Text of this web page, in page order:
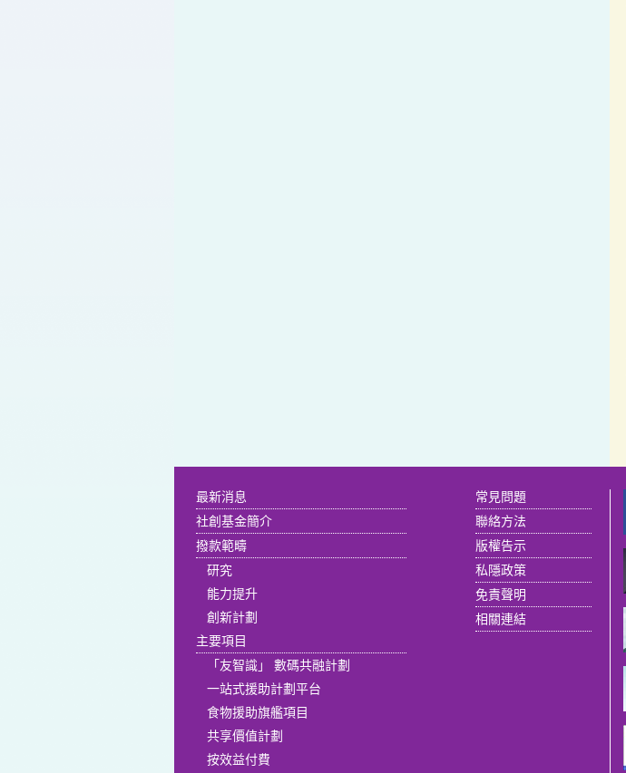
最新消息
社創基金簡介
撥款範疇
研究
能力提升
創新計劃
主要項目
「友智識」 數碼共融計劃
一站式援助計劃平台
食物援助旗艦項目
共享價值計劃
按效益付費
常見問題
聯絡方法
版權告示
私隱政策
免責聲明
相關連結